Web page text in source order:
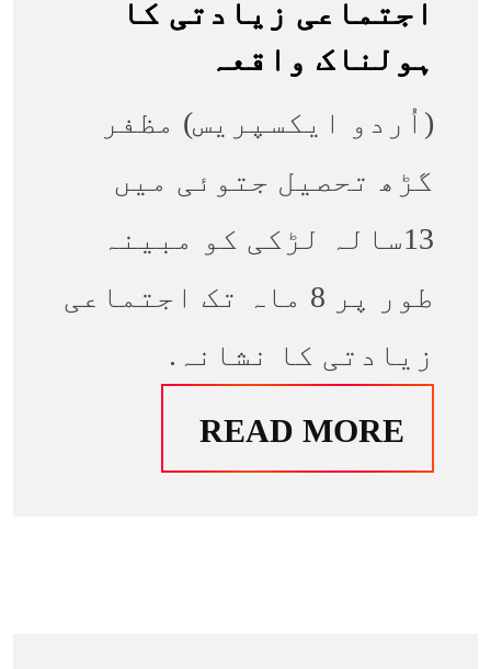
اجتماعی زیادتی کا
ہولناک واقعہ
(اُردو ایکسپریس) مظفر
گڑھ تحصیل جتوئی میں
13سالہ لڑکی کو مبینہ
طور پر 8 ماہ تک اجتماعی
زیادتی کا نشانہ.
READ MORE